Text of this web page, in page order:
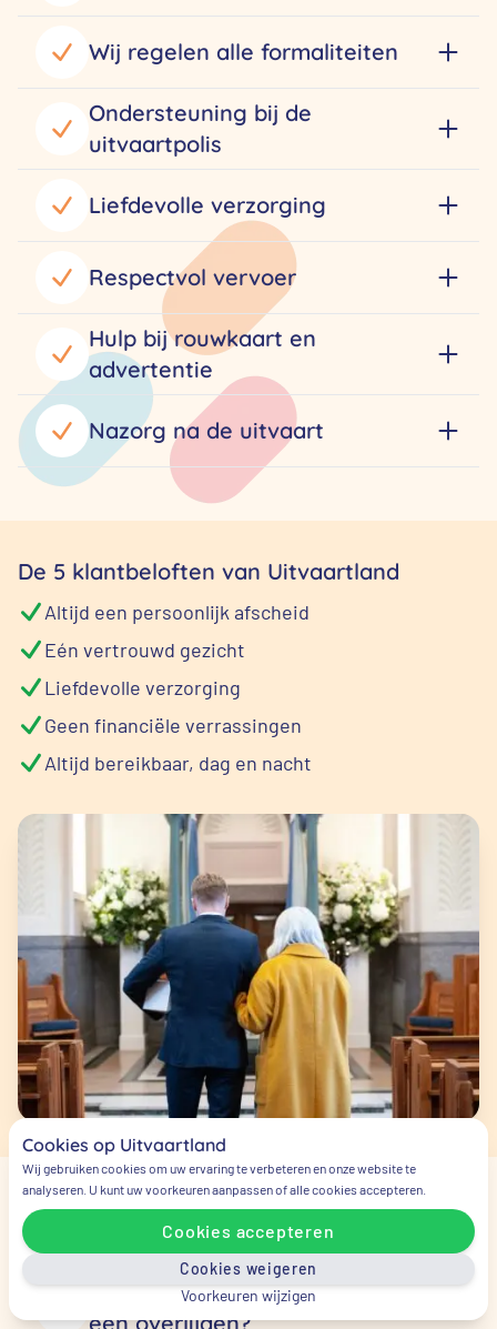
Wij regelen alle formaliteiten
Ondersteuning bij de
uitvaartpolis
Liefdevolle verzorging
Respectvol vervoer
Hulp bij rouwkaart en
advertentie
Nazorg na de uitvaart
De 5 klantbeloften van Uitvaartland
Altijd een persoonlijk afscheid
Eén vertrouwd gezicht
Liefdevolle verzorging
Geen financiële verrassingen
Altijd bereikbaar, dag en nacht
Veelgestelde vragen
Wie moet ik als eerste bellen bij
een overlijden?
Cookies op Uitvaartland
Wij gebruiken cookies om uw ervaring te verbeteren en onze website te
analyseren. U kunt uw voorkeuren aanpassen of alle cookies accepteren.
Cookies accepteren
Cookies weigeren
Voorkeuren wijzigen